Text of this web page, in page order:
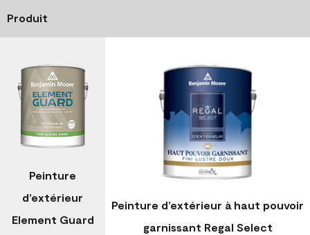
Produit
Peinture
d’extérieur
Element Guard
Peinture d’extérieur à haut pouvoir
garnissant Regal Select